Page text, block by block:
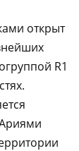
открыт
R1